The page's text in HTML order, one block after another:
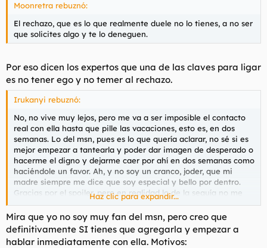
Moonretra rebuznó:
El rechazo, que es lo que realmente duele no lo tienes, a no ser
que solicites algo y te lo deneguen.
Por eso dicen los expertos que una de las claves para ligar
es no tener ego y no temer al rechazo.
Irukanyi rebuznó:
No, no vive muy lejos, pero me va a ser imposible el contacto
real con ella hasta que pille las vacaciones, esto es, en dos
semanas. Lo del msn, pues es lo que quería aclarar, no sé si es
mejor empezar a tantearla y poder dar imagen de desperado o
hacerme el digno y dejarme caer por ahí en dos semanas como
haciéndole un favor. Ah, y no soy un cranco, joder, que mi
madre siempre me dice que soy especial y bello por dentro.
Gracias por el spoiler, pero en realidad lo de la sequía no me
causa especial trauma, Jazztel mediante me voy apañando,
salvo lo de la famosa espiral de los cojones, que no es poco.
Haz clic para expandir...
Mira que yo no soy muy fan del msn, pero creo que
definitivamente SI tienes que agregarla y empezar a
hablar inmediatamente con ella. Motivos: